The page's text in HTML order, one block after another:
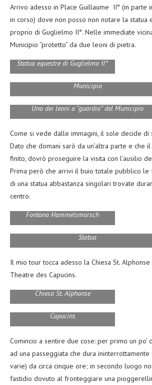
Arrivo adesso in Place Guillaume II° (in parte
in corso) dove non posso non notare la statua
proprio di Guglielmo II°. Nelle immediate
Municipio “protetto” da due leoni di pietra.
Statua equestre di Guglielmo II°
Municipio
Uno dei leoni a “guardia” del Municipio
Come si vede dalle immagini, il sole decide di
Dato che domani sarò da un’altra parte e che
finito, dovrò proseguire la visita con l’ausilio
Prima però che arrivi il buio totale pubblico le
di una statua abbastanza singolari trovate
centro.
Fontana Hammelsmarsch
Statua
Il mio tour tocca adesso la Chiesa St.
Theatre des Capucins.
Chiesa St. Alphonse
Particolare del Theatre des
Capucins
Comincio a sentire due cose: per primo un po’
ad una passeggiata che dura
varie) da circa cinque ore; in secondo luogo
fastidio dovuto al fronteggiare una